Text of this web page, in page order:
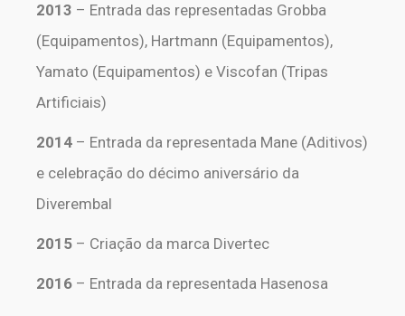
2013 – Entrada das representadas Grobba
(Equipamentos), Hartmann (Equipamentos),
Yamato (Equipamentos) e Viscofan (Tripas
Artificiais)
2014 – Entrada da representada Mane (Aditivos)
e celebração do décimo aniversário da
Diverembal
2015 – Criação da marca Divertec
2016 – Entrada da representada Hasenosa